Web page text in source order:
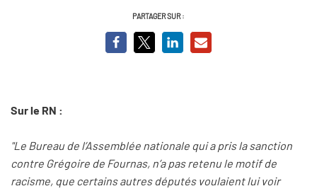
PARTAGER SUR :
Sur le RN :
"Le Bureau de l’Assemblée nationale qui a pris la sanction
contre Grégoire de Fournas, n’a pas retenu le motif de
racisme, que certains autres députés voulaient lui voir